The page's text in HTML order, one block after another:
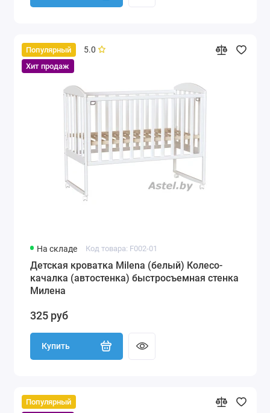
Популярный
Хит продаж
5.0
На складе Код товара: F002-01
Детская кроватка Milena (белый) Колесо-
качалка (автостенка) быстросъемная стенка
Милена
325 руб
Купить
Популярный